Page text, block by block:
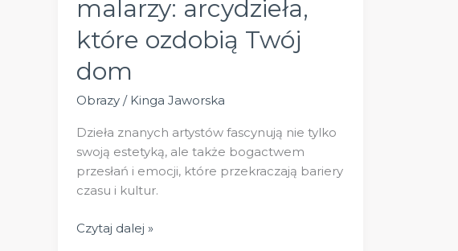
malarzy: arcydzieła,
które ozdobią Twój
dom
Obrazy/ Kinga Jaworska
Dzieła znanych artystów fascynują nie tylko
swoją estetyką, ale także bogactwem
przesłań i emocji, które przekraczają bariery
czasu i kultur.
Obrazy
Czytaj dalej »